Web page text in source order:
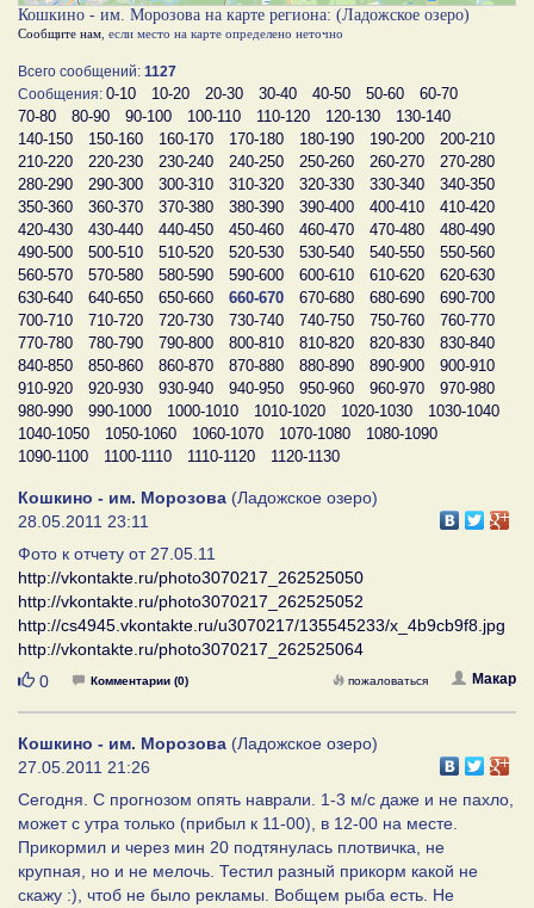
Кошкино - им. Морозова на карте региона: (Ладожское озеро)
Сообщите нам , если место на карте определено неточно
Всего сообщений: 1127
Сообщения: 0-10 10-20 20-30 30-40 40-50 50-60
60-70
70-80
80-90 90-100 100-110 110-120 120-130
130-140
140-150
150-160 160-170 170-180 180-190 190-200
200-210
210-220
220-230 230-240 240-250 250-260 260-270
270-280
280-290
290-300 300-310 310-320 320-330 330-340
340-350
350-360
360-370 370-380 380-390 390-400 400-410
410-420
420-430
430-440 440-450 450-460 460-470 470-480
480-490
490-500
500-510 510-520 520-530 530-540 540-550
550-560
560-570
570-580 580-590 590-600 600-610 610-620
620-630
630-640
640-650 650-660 660-670 670-680 680-690
690-700
700-710
710-720 720-730 730-740 740-750 750-760
760-770
770-780
780-790 790-800 800-810 810-820 820-830
830-840
840-850
850-860 860-870 870-880 880-890 890-900
900-910
910-920
920-930 930-940 940-950 950-960 960-970
970-980
980-990
990-1000 1000-1010 1010-1020 1020-1030
1030-1040
1040-1050
1050-1060 1060-1070 1070-1080
1080-1090
1090-1100
1100-1110 1110-1120 1120-1130
Кошкино - им. Морозова (Ладожское озеро)
28.05.2011 23:11
Фото к отчету от 27.05.11
http://vkontakte.ru/photo3070217_262525050
http://vkontakte.ru/photo3070217_262525052
http://cs4945.vkontakte.ru/u3070217/135545233/x_4b9cb9f8.jpg
http://vkontakte.ru/photo3070217_262525064
Нравится
0 Комментарии (0) Макар
пожаловаться
Кошкино - им. Морозова (Ладожское озеро)
27.05.2011 21:26
Сегодня. С прогнозом опять наврали. 1-3 м/с даже и не пахло,
может с утра только (прибыл к 11-00), в 12-00 на месте.
Прикормил и через мин 20 подтянулась плотвичка, не
крупная, но и не мелочь. Тестил разный прикорм какой не
скажу :), чтоб не было рекламы. Вобщем рыба есть. Не